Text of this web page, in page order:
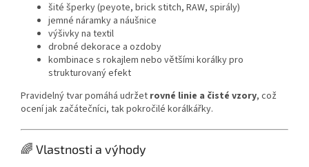
šité šperky (peyote, brick stitch, RAW, spirály)
jemné náramky a náušnice
výšivky na textil
drobné dekorace a ozdoby
kombinace s rokajlem nebo většími korálky pro
strukturovaný efekt
Pravidelný tvar pomáhá udržet rovné linie a čisté vzory, což
ocení jak začátečníci, tak pokročilé korálkářky.
🌈 Vlastnosti a výhody